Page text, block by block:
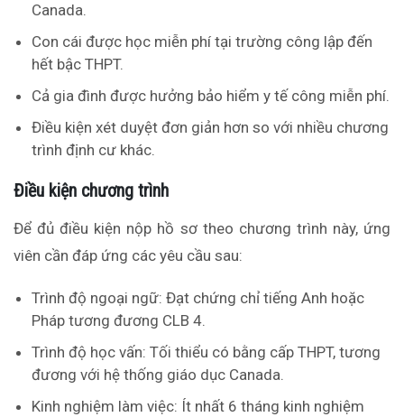
Canada.
Con cái được học miễn phí tại trường công lập đến
hết bậc THPT.
Cả gia đình được hưởng bảo hiểm y tế công miễn phí.
Điều kiện xét duyệt đơn giản hơn so với nhiều chương
trình định cư khác.
Điều kiện chương trình
Để đủ điều kiện nộp hồ sơ theo chương trình này, ứng
viên cần đáp ứng các yêu cầu sau:
Trình độ ngoại ngữ: Đạt chứng chỉ tiếng Anh hoặc
Pháp tương đương CLB 4.
Trình độ học vấn: Tối thiểu có bằng cấp THPT, tương
đương với hệ thống giáo dục Canada.
Kinh nghiệm làm việc: Ít nhất 6 tháng kinh nghiệm